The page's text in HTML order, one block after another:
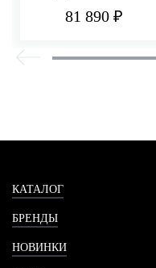
ПОТРЕБИТЕЛЯ Q30
81 890 ₽
КАТАЛОГ
БРЕНДЫ
НОВИНКИ